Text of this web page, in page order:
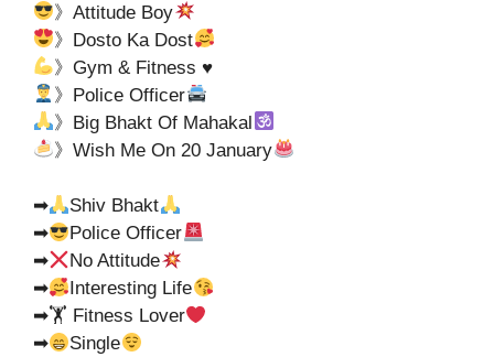
》Attitude Boy
》Dosto Ka Dost
》Gym & Fitness ♥️
》Police Officer
》Big Bhakt Of Mahakal
》Wish Me On 20 January
➡
Shiv Bhakt
➡
Police Officer
➡
No Attitude
➡
Interesting Life
➡🏋 Fitness Lover
➡
Single